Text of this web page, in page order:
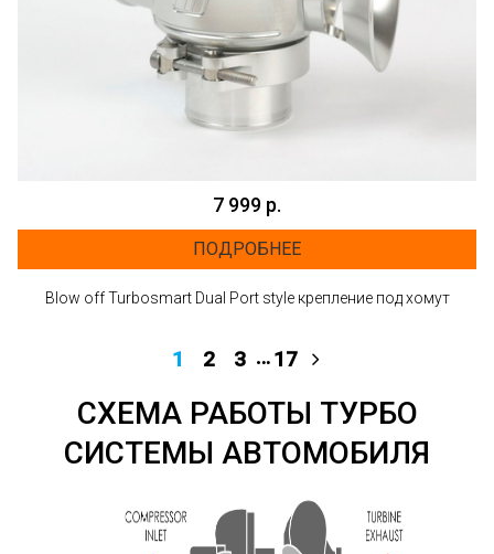
7 999 р.
ПОДРОБНЕЕ
Blow off Turbosmart Dual Port style крепление под хомут
1 2 3 …17
СХЕМА РАБОТЫ ТУРБО
СИСТЕМЫ АВТОМОБИЛЯ